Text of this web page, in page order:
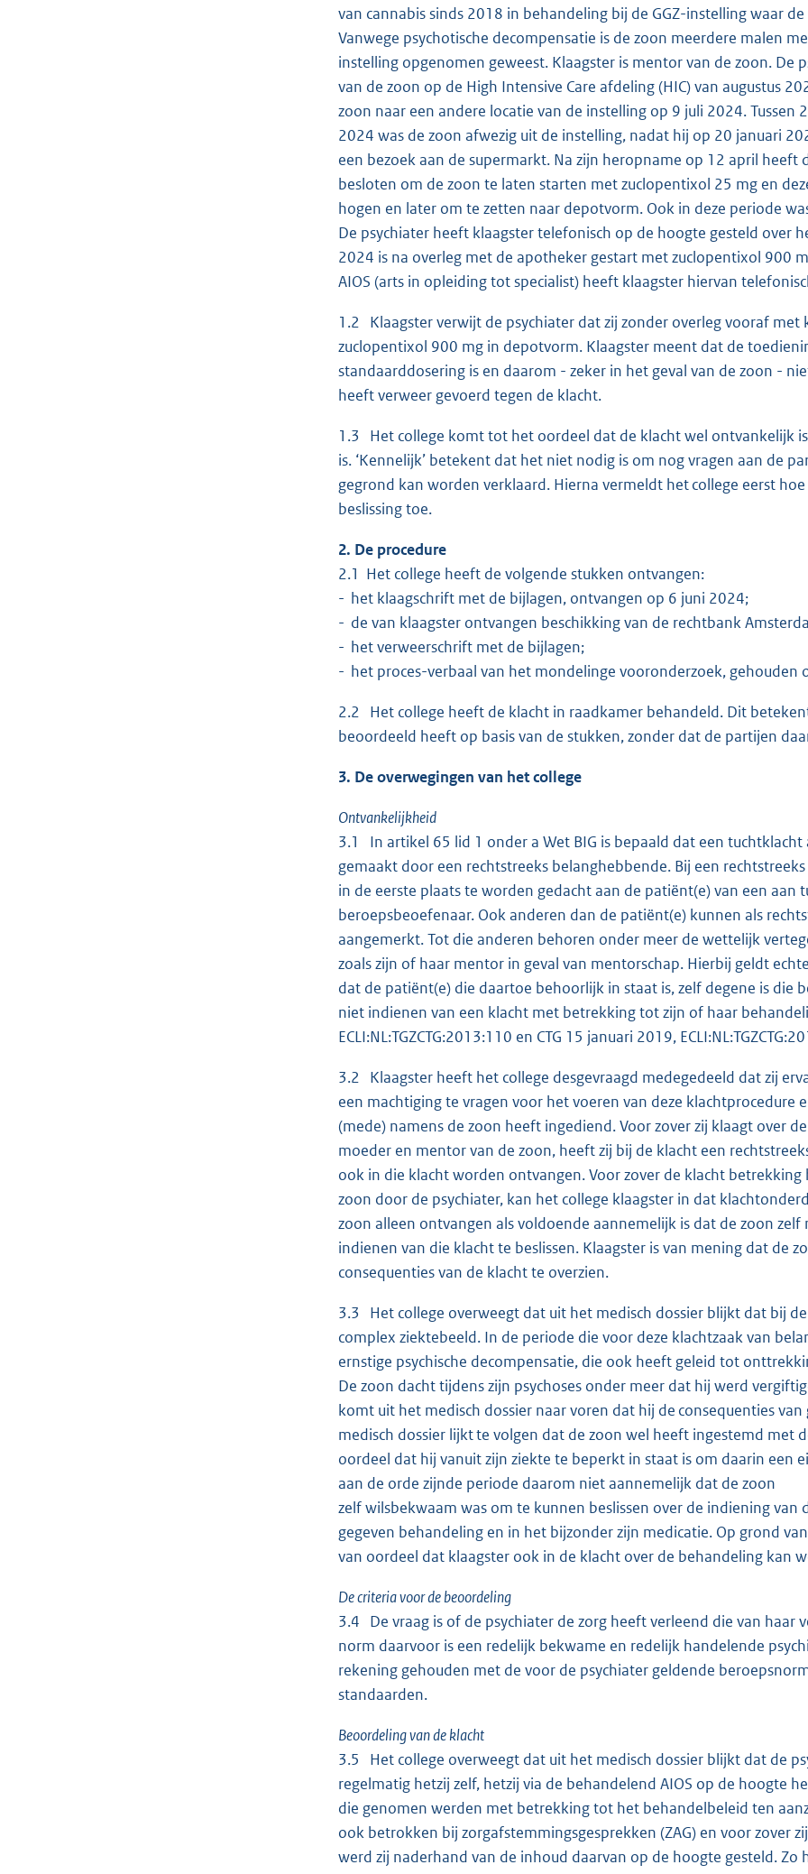
van cannabis sinds 2018 in behandeling bij de GGZ-instelling waar
Vanwege psychotische decompensatie is de zoon meerdere malen
instelling opgenomen geweest. Klaagster is mentor van de zoon. De
van de zoon op de High Intensive Care afdeling (HIC) van augustus
zoon naar een andere locatie van de instelling op 9 juli 2024.
2024 was de zoon afwezig uit de instelling, nadat hij op 20 januari
een bezoek aan de supermarkt. Na zijn heropname op 12 april
besloten om de zoon te laten starten met zuclopentixol 25 mg en
hogen en later om te zetten naar depotvorm. Ook in deze periode
De psychiater heeft klaagster telefonisch op de hoogte gesteld over
2024 is na overleg met de apotheker gestart met zuclopentixol 900
AIOS (arts in opleiding tot specialist) heeft klaagster hiervan
1.2 Klaagster verwijt de psychiater dat zij zonder overleg vooraf met
zuclopentixol 900 mg in depotvorm. Klaagster meent dat de
standaarddosering is en daarom - zeker in het geval van de zoon -
heeft verweer gevoerd tegen de klacht.
1.3 Het college komt tot het oordeel dat de klacht wel ontvankelijk
is. ‘Kennelijk’ betekent dat het niet nodig is om nog vragen aan de
gegrond kan worden verklaard. Hierna vermeldt het college eerst
beslissing toe.
2. De procedure
2.1 Het college heeft de volgende stukken ontvangen:
- het klaagschrift met de bijlagen, ontvangen op 6 juni 2024;
- de van klaagster ontvangen beschikking van de rechtbank
- het verweerschrift met de bijlagen;
- het proces-verbaal van het mondelinge vooronderzoek, gehouden
2.2 Het college heeft de klacht in raadkamer behandeld. Dit
beoordeeld heeft op basis van de stukken, zonder dat de partijen
3. De overwegingen van het college
Ontvankelijkheid
3.1 In artikel 65 lid 1 onder a Wet BIG is bepaald dat een
gemaakt door een rechtstreeks belanghebbende. Bij een
in de eerste plaats te worden gedacht aan de patiënt(e) van een
beroepsbeoefenaar. Ook anderen dan de patiënt(e) kunnen als
aangemerkt. Tot die anderen behoren onder meer de wettelijk
zoals zijn of haar mentor in geval van mentorschap. Hierbij geldt
dat de patiënt(e) die daartoe behoorlijk in staat is, zelf degene is die
niet indienen van een klacht met betrekking tot zijn of haar
ECLI:NL:TGZCTG:2013:110 en CTG 15 januari 2019,
3.2 Klaagster heeft het college desgevraagd medegedeeld dat zij
een machtiging te vragen voor het voeren van deze klachtprocedure
(mede) namens de zoon heeft ingediend. Voor zover zij klaagt over
moeder en mentor van de zoon, heeft zij bij de klacht een
ook in die klacht worden ontvangen. Voor zover de klacht
zoon door de psychiater, kan het college klaagster in dat
zoon alleen ontvangen als voldoende aannemelijk is dat de zoon
indienen van die klacht te beslissen. Klaagster is van mening dat de
consequenties van de klacht te overzien.
3.3 Het college overweegt dat uit het medisch dossier blijkt dat bij
complex ziektebeeld. In de periode die voor deze klachtzaak van
ernstige psychische decompensatie, die ook heeft geleid tot
De zoon dacht tijdens zijn psychoses onder meer dat hij werd
komt uit het medisch dossier naar voren dat hij de consequenties
medisch dossier lijkt te volgen dat de zoon wel heeft ingestemd met
oordeel dat hij vanuit zijn ziekte te beperkt in staat is om daarin een
aan de orde zijnde periode daarom niet aannemelijk dat de zoon
zelf wilsbekwaam was om te kunnen beslissen over de indiening
gegeven behandeling en in het bijzonder zijn medicatie. Op grond
van oordeel dat klaagster ook in de klacht over de behandeling kan
De criteria voor de beoordeling
3.4 De vraag is of de psychiater de zorg heeft verleend die van haar
norm daarvoor is een redelijk bekwame en redelijk handelende
rekening gehouden met de voor de psychiater geldende
standaarden.
Beoordeling van de klacht
3.5 Het college overweegt dat uit het medisch dossier blijkt dat de
regelmatig hetzij zelf, hetzij via de behandelend AIOS op de hoogte
die genomen werden met betrekking tot het behandelbeleid ten
ook betrokken bij zorgafstemmingsgesprekken (ZAG) en voor zover
werd zij naderhand van de inhoud daarvan op de hoogte gesteld. Zo